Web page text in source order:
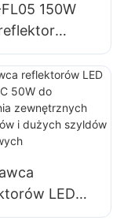
150W
do
i
LED
50W do